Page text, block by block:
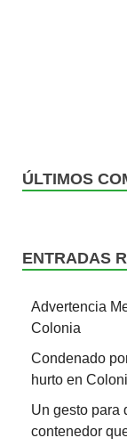
ÚLTIMOS
ENTRADAS
Advertencia
Colonia
Condenado
hurto en
Un gesto para
contenedor